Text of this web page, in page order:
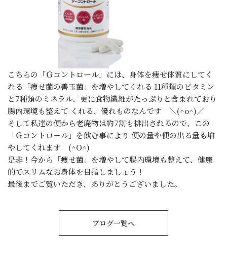
こちらの「Ｇコントロール」には、身体を痩せ体質にしてく
れる「痩せ菌の善玉菌」を増やしてくれる 11種類のビタミン
と7種類のミネラル、更に食物繊維がたっぷりと含まれており
腸内環境も整えて くれる、優れものなんです ＼(^o^)／
そして私達の便から老廃物は約7割も排出されるので、この
「Ｇコントロール」を飲む事により 便の量や便の出る量も増
やしてくれます (^O^)
是非！今から「痩せ菌」を増やして腸内環境も整えて、健康
的でスリムなお身体を目指しましょう！
最後までご覧いただき、ありがとうございました。
ブログ一覧へ